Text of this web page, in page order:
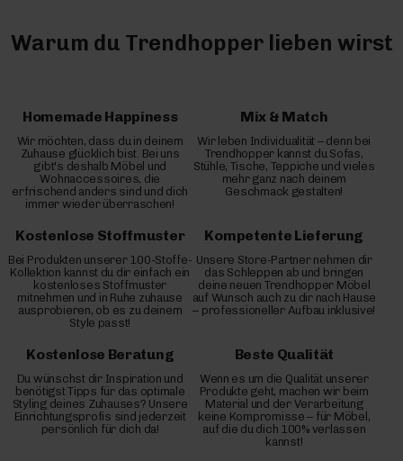
Warum du Trendhopper lieben wirst
Homemade Happiness
Wir möchten, dass du in deinem
Zuhause glücklich bist. Bei uns
gibt's deshalb Möbel und
Wohnaccessoires, die
erfrischend anders sind und dich
immer wieder überraschen!
Mix & Match
Wir leben Individualität – denn bei
Trendhopper kannst du Sofas,
Stühle, Tische, Teppiche und vieles
mehr ganz nach deinem
Geschmack gestalten!
Kostenlose Stoffmuster
Bei Produkten unserer 100-Stoffe-
Kollektion kannst du dir einfach ein
kostenloses Stoffmuster
mitnehmen und in Ruhe zuhause
ausprobieren, ob es zu deinem
Style passt!
Kompetente Lieferung
Unsere Store-Partner nehmen dir
das Schleppen ab und bringen
deine neuen Trendhopper Möbel
auf Wunsch auch zu dir nach Hause
– professioneller Aufbau inklusive!
Kostenlose Beratung
Du wünschst dir Inspiration und
benötigst Tipps für das optimale
Styling deines Zuhauses? Unsere
Einrichtungsprofis sind jederzeit
persönlich für dich da!
Beste Qualität
Wenn es um die Qualität unserer
Produkte geht, machen wir beim
Material und der Verarbeitung
keine Kompromisse – für Möbel,
auf die du dich 100% verlassen
kannst!